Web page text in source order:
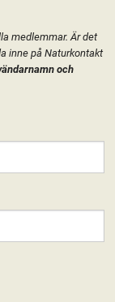
I JÖNKÖPING
medlemmar. Är det
inne på Naturkontakt
och